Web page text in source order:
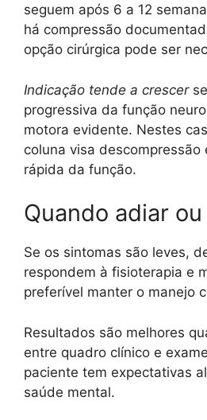
seguem após 6 a 12
há compressão
opção cirúrgica pode ser
Indicação tende a crescer
progressiva da função
motora evidente. Nestes
coluna visa descompressão
rápida da função.
Quando adiar
Se os sintomas são leves,
respondem à fisioterapia e
preferível manter o manejo
Resultados são melhores
entre quadro clínico e
paciente tem expectativas
saúde mental.